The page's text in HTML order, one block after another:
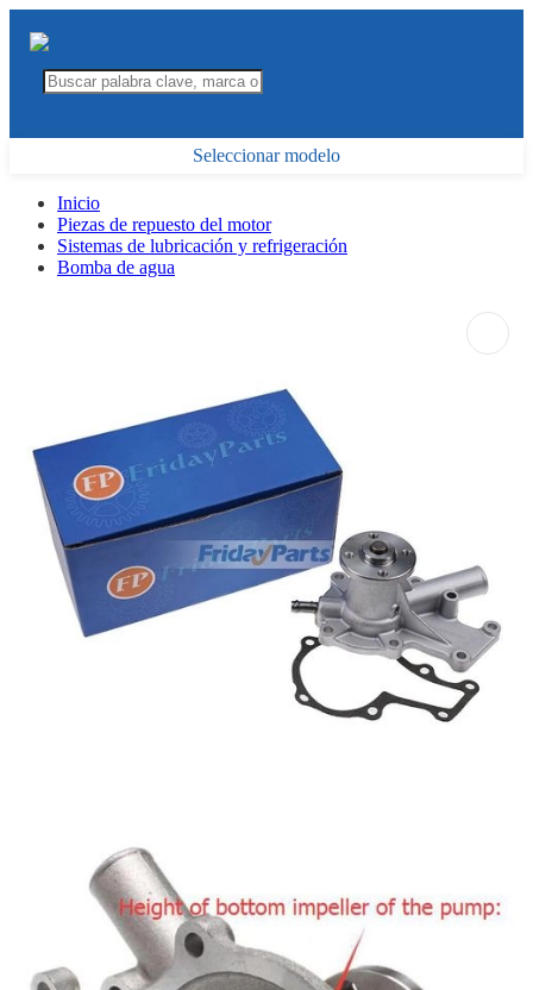
Seleccionar modelo
Inicio
Piezas de repuesto del motor
Sistemas de lubricación y refrigeración
Bomba de agua